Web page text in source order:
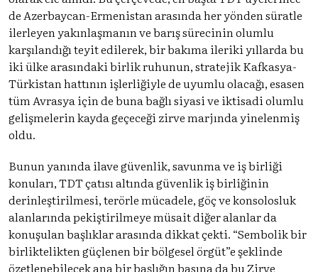
de Azerbaycan-Ermenistan arasında her yönden süratle
ilerleyen yakınlaşmanın ve barış sürecinin olumlu
karşılandığı teyit edilerek, bir bakıma ileriki yıllarda bu
iki ülke arasındaki birlik ruhunun, stratejik Kafkasya-
Türkistan hattının işlerliğiyle de uyumlu olacağı, esasen
tüm Avrasya için de buna bağlı siyasi ve iktisadi olumlu
gelişmelerin kayda geçeceği zirve marjında yinelenmiş
oldu.
Bunun yanında ilave güvenlik, savunma ve iş birliği
konuları, TDT çatısı altında güvenlik iş birliğinin
derinleştirilmesi, terörle mücadele, göç ve konsolosluk
alanlarında pekiştirilmeye müsait diğer alanlar da
konuşulan başlıklar arasında dikkat çekti. “Sembolik bir
birliktelikten güçlenen bir bölgesel örgüt”e şeklinde
özetlenebilecek ana bir başlığın basına da bu Zirve